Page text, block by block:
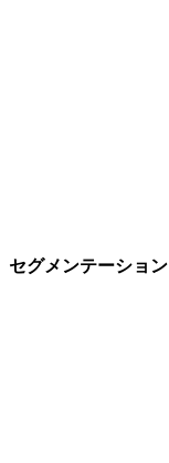
セグメンテーション